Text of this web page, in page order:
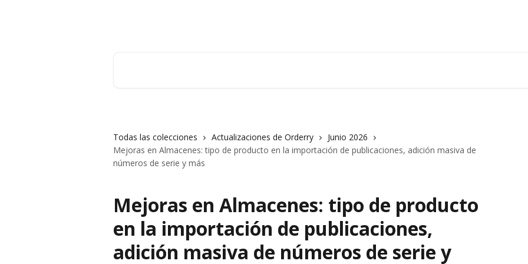
Todas las colecciones Actualizaciones de Orderry
Junio 2026
Mejoras en Almacenes: tipo de producto en la importación de publicaciones, adición masiva de
números de serie y más
Mejoras en Almacenes: tipo de producto
en la importación de publicaciones,
adición masiva de números de serie y